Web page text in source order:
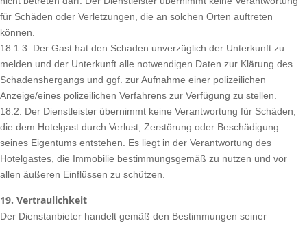
für Schäden oder Verletzungen, die an solchen Orten auftreten
können.
18.1.3. Der Gast hat den Schaden unverzüglich der Unterkunft zu
melden und der Unterkunft alle notwendigen Daten zur Klärung des
Schadenshergangs und ggf. zur Aufnahme einer polizeilichen
Anzeige/eines polizeilichen Verfahrens zur Verfügung zu stellen.
18.2. Der Dienstleister übernimmt keine Verantwortung für Schäden,
die dem Hotelgast durch Verlust, Zerstörung oder Beschädigung
seines Eigentums entstehen. Es liegt in der Verantwortung des
Hotelgastes, die Immobilie bestimmungsgemäß zu nutzen und vor
allen äußeren Einflüssen zu schützen.
19. Vertraulichkeit
Der Dienstanbieter handelt gemäß den Bestimmungen seiner